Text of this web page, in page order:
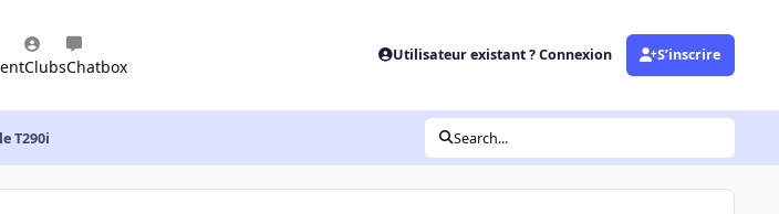
ClubsChatbox
Utilisateur existant ? Connexion S’inscrire
T290i Search...